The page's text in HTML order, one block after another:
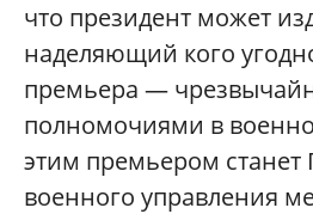
что президент может
наделяющий кого
премьера —
полномочиями в
этим премьером станет
военного управления